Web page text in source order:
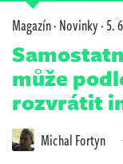
Magazín·Novinky·5.
může
rozvrátit
Michal Fortyn